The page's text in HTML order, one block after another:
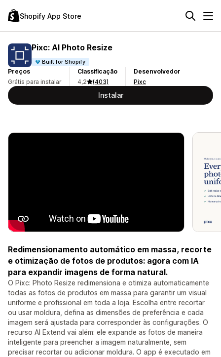
Shopify App Store
Pixc: AI Photo Resize
Built for Shopify
Preços
Grátis para instalar
Classificação
4,2
(403)
Desenvolvedor
Pixc
Instalar
Redimensionamento automático em massa, recorte
e otimização de fotos de produtos: agora com IA
para expandir imagens de forma natural.
O Pixc: Photo Resize redimensiona e otimiza automaticamente
todas as fotos de produtos em massa para garantir um visual
uniforme e profissional em toda a loja. Escolha entre recortar
ou usar moldura, defina as dimensões de preferência e cada
imagem será ajustada para corresponder às configurações. O
recurso AI Extend vai além: ele expande as fotos de maneira
inteligente para preencher a imagem naturalmente, sem
precisar recortar ou adicionar moldura. O app é executado em